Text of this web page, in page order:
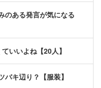
のある発言が気になる
いいよね【20人】
バキ辺り？【服装】